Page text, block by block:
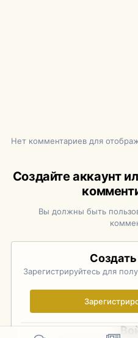
Нет комментариев для
Создайте аккаунт
Вы должны быть
Зарегистрируйтесь для